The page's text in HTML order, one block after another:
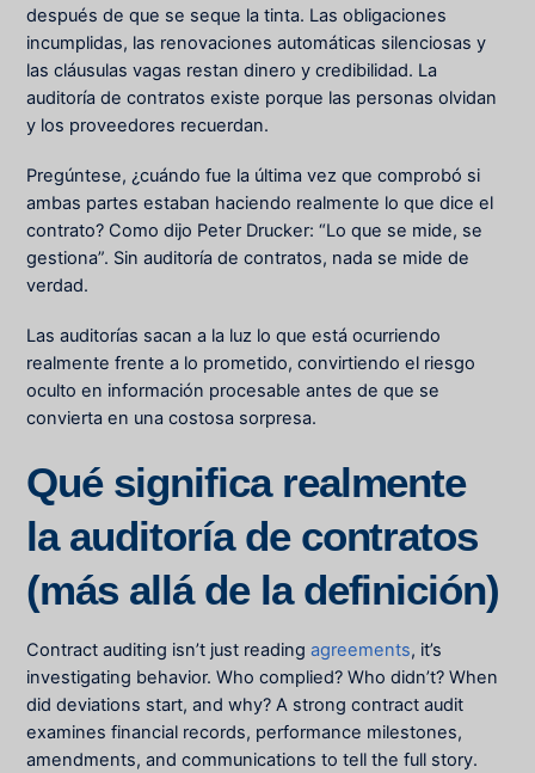
después de que se seque la tinta. Las obligaciones
incumplidas, las renovaciones automáticas silenciosas y
las cláusulas vagas restan dinero y credibilidad. La
auditoría de contratos existe porque las personas olvidan
y los proveedores recuerdan.
Pregúntese, ¿cuándo fue la última vez que comprobó si
ambas partes estaban haciendo realmente lo que dice el
contrato? Como dijo Peter Drucker: “Lo que se mide, se
gestiona”. Sin auditoría de contratos, nada se mide de
verdad.
Las auditorías sacan a la luz lo que está ocurriendo
realmente frente a lo prometido, convirtiendo el riesgo
oculto en información procesable antes de que se
convierta en una costosa sorpresa.
Qué significa realmente
la auditoría de contratos
(más allá de la definición)
Contract auditing isn’t just readingagreements, it’s
investigating behavior. Who complied? Who didn’t? When
did deviations start, and why? A strong contract audit
examines financial records, performance milestones,
amendments, and communications to tell the full story.